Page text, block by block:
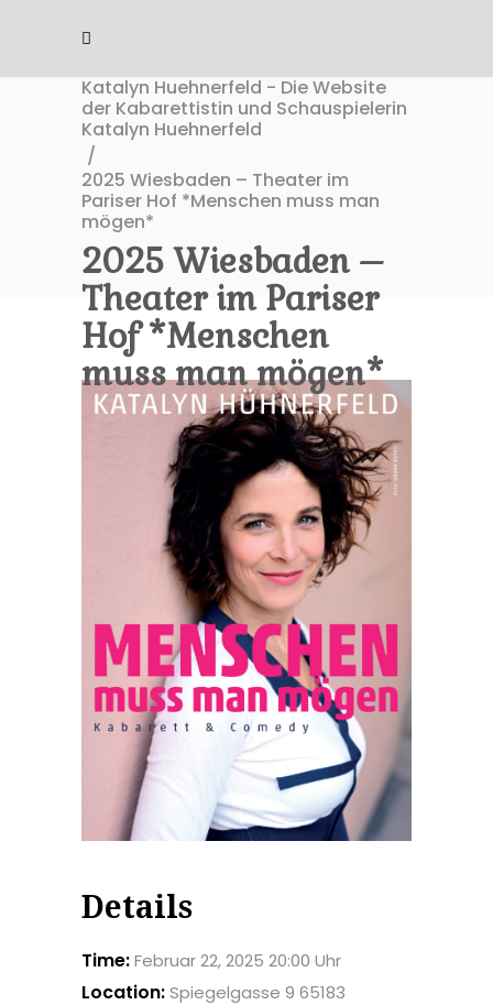
Katalyn Huehnerfeld - Die Website
der Kabarettistin und Schauspielerin
Katalyn Huehnerfeld
/
2025 Wiesbaden – Theater im
Pariser Hof *Menschen muss man
mögen*
2025 Wiesbaden –
Theater im Pariser
Hof *Menschen
muss man mögen*
Details
Time:Februar 22, 2025 20:00 Uhr
Location:Spiegelgasse 9 65183